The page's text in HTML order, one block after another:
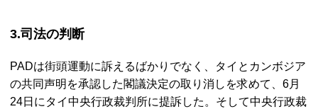
3.司法の判断
PADは街頭運動に訴えるばかりでなく、タイとカンボジア
の共同声明を承認した閣議決定の取り消しを求めて、6月
24日にタイ中央行政裁判所に提訴した。そして中央行政裁